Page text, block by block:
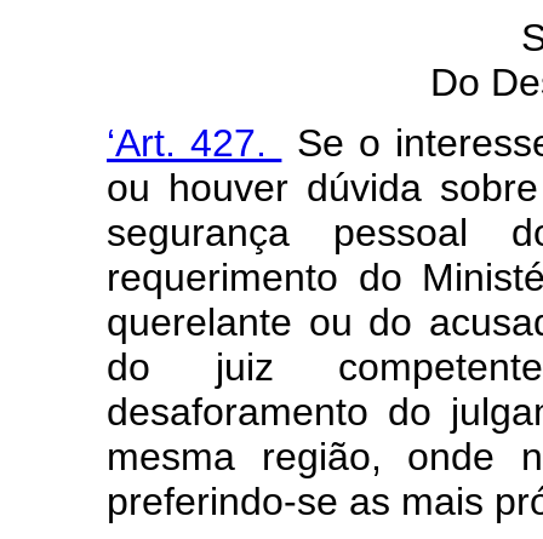
Do
‘Art. 427.
Se o
ou houver dúvida
segurança pessoal
requerimento do
querelante ou do
do juiz
desaforamento do
mesma região, onde
preferindo-se as mais